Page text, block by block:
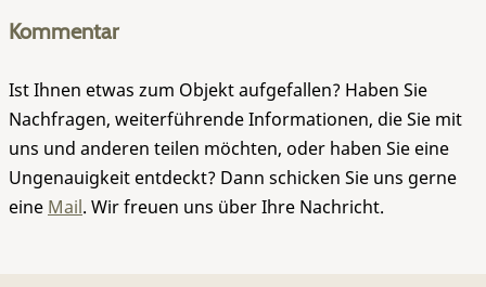
Kommentar
Ist Ihnen etwas zum Objekt aufgefallen? Haben Sie
Nachfragen, weiterführende Informationen, die Sie mit
uns und anderen teilen möchten, oder haben Sie eine
Ungenauigkeit entdeckt? Dann schicken Sie uns gerne
eine Mail. Wir freuen uns über Ihre Nachricht.